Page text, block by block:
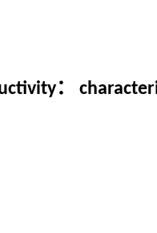
：